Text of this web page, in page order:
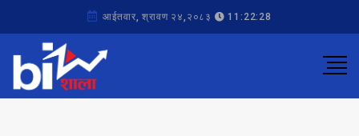
आईतवार, श्रावण २४,२०८३ 11:22:28